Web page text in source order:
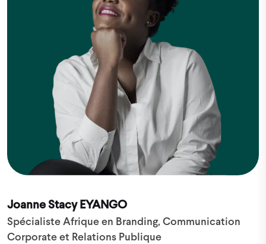
Joanne Stacy EYANGO
Spécialiste Afrique en Branding, Communication
Corporate et Relations Publique